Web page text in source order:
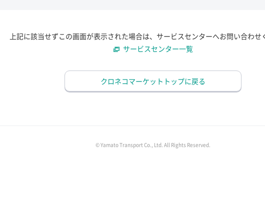
上記に該当せずこの画面が表示された場合は、サービスセンターへお問い合わせ
サービスセンター一覧
クロネコマーケットトップに戻る
© Yamato Transport Co., Ltd. All Rights Reserved.